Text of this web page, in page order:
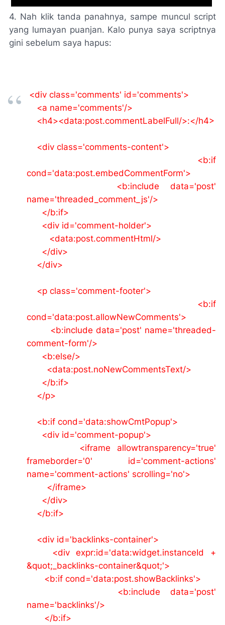
4. Nah klik tanda panahnya, sampe muncul script
yang lumayan puanjan. Kalo punya saya scriptnya
gini sebelum saya hapus:
<div class='comments' id='comments'>
<a name='comments'/>
<h4><data:post.commentLabelFull/>:</h4>
<div class='comments-content'>
<b:if
cond='data:post.embedCommentForm'>
<b:include data='post'
name='threaded_comment_js'/>
</b:if>
<div id='comment-holder'>
<data:post.commentHtml/>
</div>
</div>
<p class='comment-footer'>
<b:if
cond='data:post.allowNewComments'>
<b:include data='post' name='threaded-
comment-form'/>
<b:else/>
<data:post.noNewCommentsText/>
</b:if>
</p>
<b:if cond='data:showCmtPopup'>
<div id='comment-popup'>
<iframe allowtransparency='true'
frameborder='0' id='comment-actions'
name='comment-actions' scrolling='no'>
</iframe>
</div>
</b:if>
<div id='backlinks-container'>
<div expr:id='data:widget.instanceId +
&quot;_backlinks-container&quot;'>
<b:if cond='data:post.showBacklinks'>
<b:include data='post'
name='backlinks'/>
</b:if>